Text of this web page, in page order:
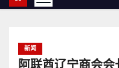
新闻
阿联酋辽宁商会